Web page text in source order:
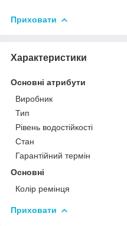
Приховати
Характеристики
Основні атрибути
Виробник
Тип
Рівень водостійкості
Стан
Гарантійний термін
Основні
Колір ремінця
Приховати